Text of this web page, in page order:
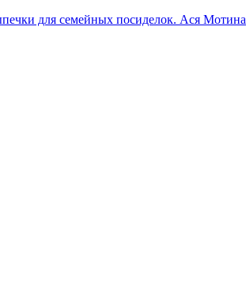
для семейных посиделок. Ася Мотина